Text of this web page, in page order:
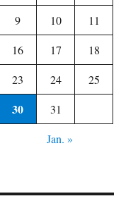
9 10 11
16 17
18
23 24
25
30
31
Jan. »